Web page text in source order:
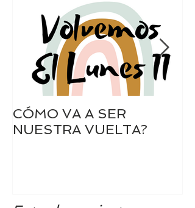
CÓMO VA A SER
NUESTRA VUELTA?